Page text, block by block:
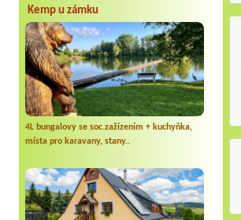
Kemp u zámku
4L bungalovy se soc.zažízením + kuchyňka,
místa pro karavany, stany..